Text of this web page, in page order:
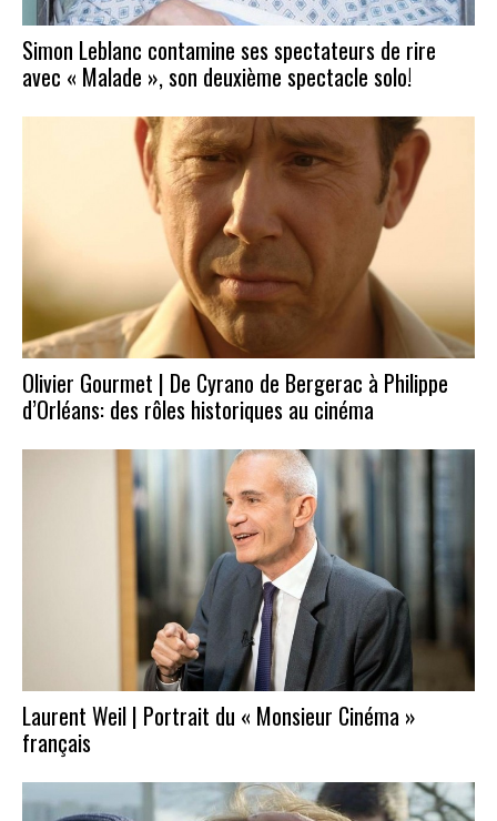
Simon Leblanc contamine ses spectateurs de rire
avec « Malade », son deuxième spectacle solo!
Olivier Gourmet | De Cyrano de Bergerac à Philippe
d’Orléans: des rôles historiques au cinéma
Laurent Weil | Portrait du « Monsieur Cinéma »
français